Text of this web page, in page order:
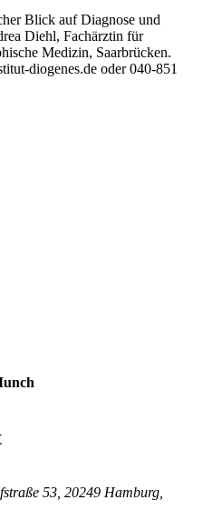
Blick auf Diagnose und
Diehl, Fachärztin für
Medizin, Saarbrücken.
diogenes.de oder 040-851
53, 20249 Hamburg,